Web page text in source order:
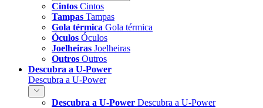
Cintos Cintos
Tampas Tampas
Gola térmica Gola térmica
Óculos Óculos
Joelheiras Joelheiras
Outros Outros
Descubra a U-Power
Descubra a U-Power
Descubra a U-Power Descubra a U-Power